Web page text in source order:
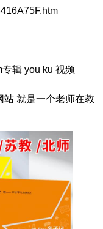
辑 you ku 视频
站 就是一个老师在教